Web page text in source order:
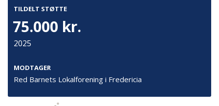
TILDELT STØTTE
75.000 kr.
2025
MODTAGER
Red Barnets Lokalforening i Fredericia
Cookies
Persondata